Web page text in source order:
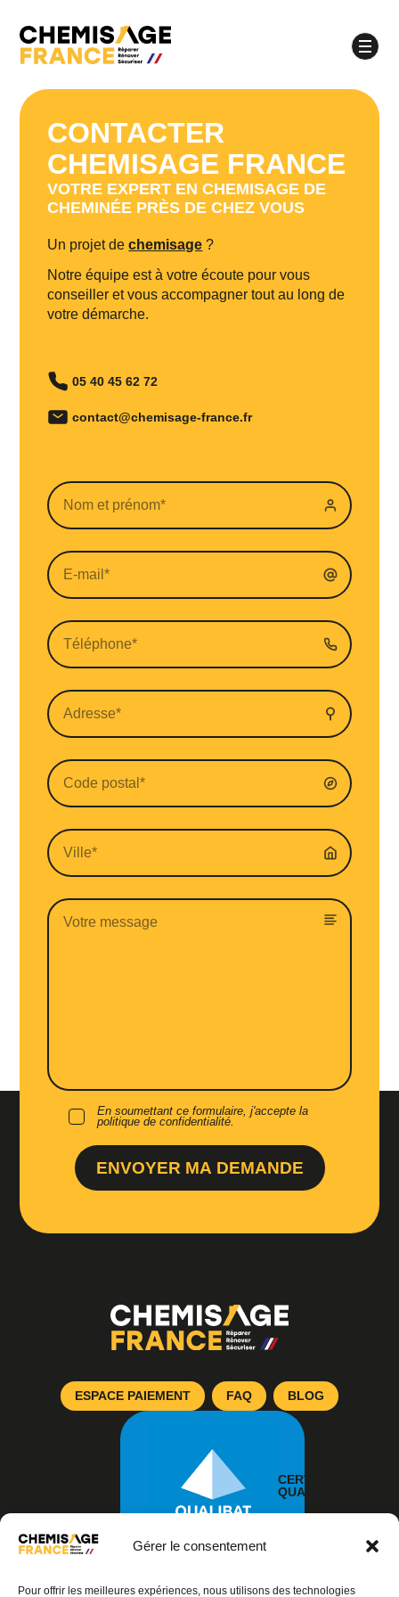
Gérer le consentement
Pour offrir les meilleures expériences, nous utilisons des technologies
À quel moment souhaitez-vous être appelé ?
Matinée Après-midi
lundi mardi
vendredi
En soumettant ce formulaire, j'accepte la
CONTACTER
CHEMISAGE FRANCE
VOTRE EXPERT EN CHEMISAGE DE
CHEMINÉE PRÈS DE CHEZ VOUS
Un projet dechemisage ?
Notre équipe est à votre écoute pour vous
conseiller et vous accompagner tout au long de
votre démarche.
05 40 45 62 72
contact@chemisage-france.fr
En soumettant ce formulaire, j'accepte la
politique de confidentialité.
ESPACE PAIEMENT FAQ BLOG
CERTIFICAT
QUALIBAT